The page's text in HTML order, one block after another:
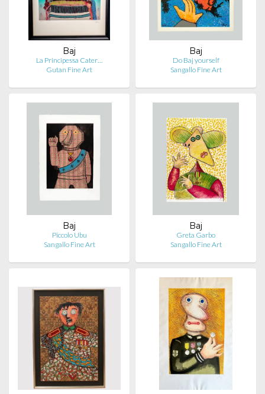
Baj
La Principessa Cater…
Gutan Fine Art
Baj
Do Baj yourself
Sangallo Fine Art
Baj
Piccolo Ubu
Sangallo Fine Art
Baj
Greta Garbo
Sangallo Fine Art